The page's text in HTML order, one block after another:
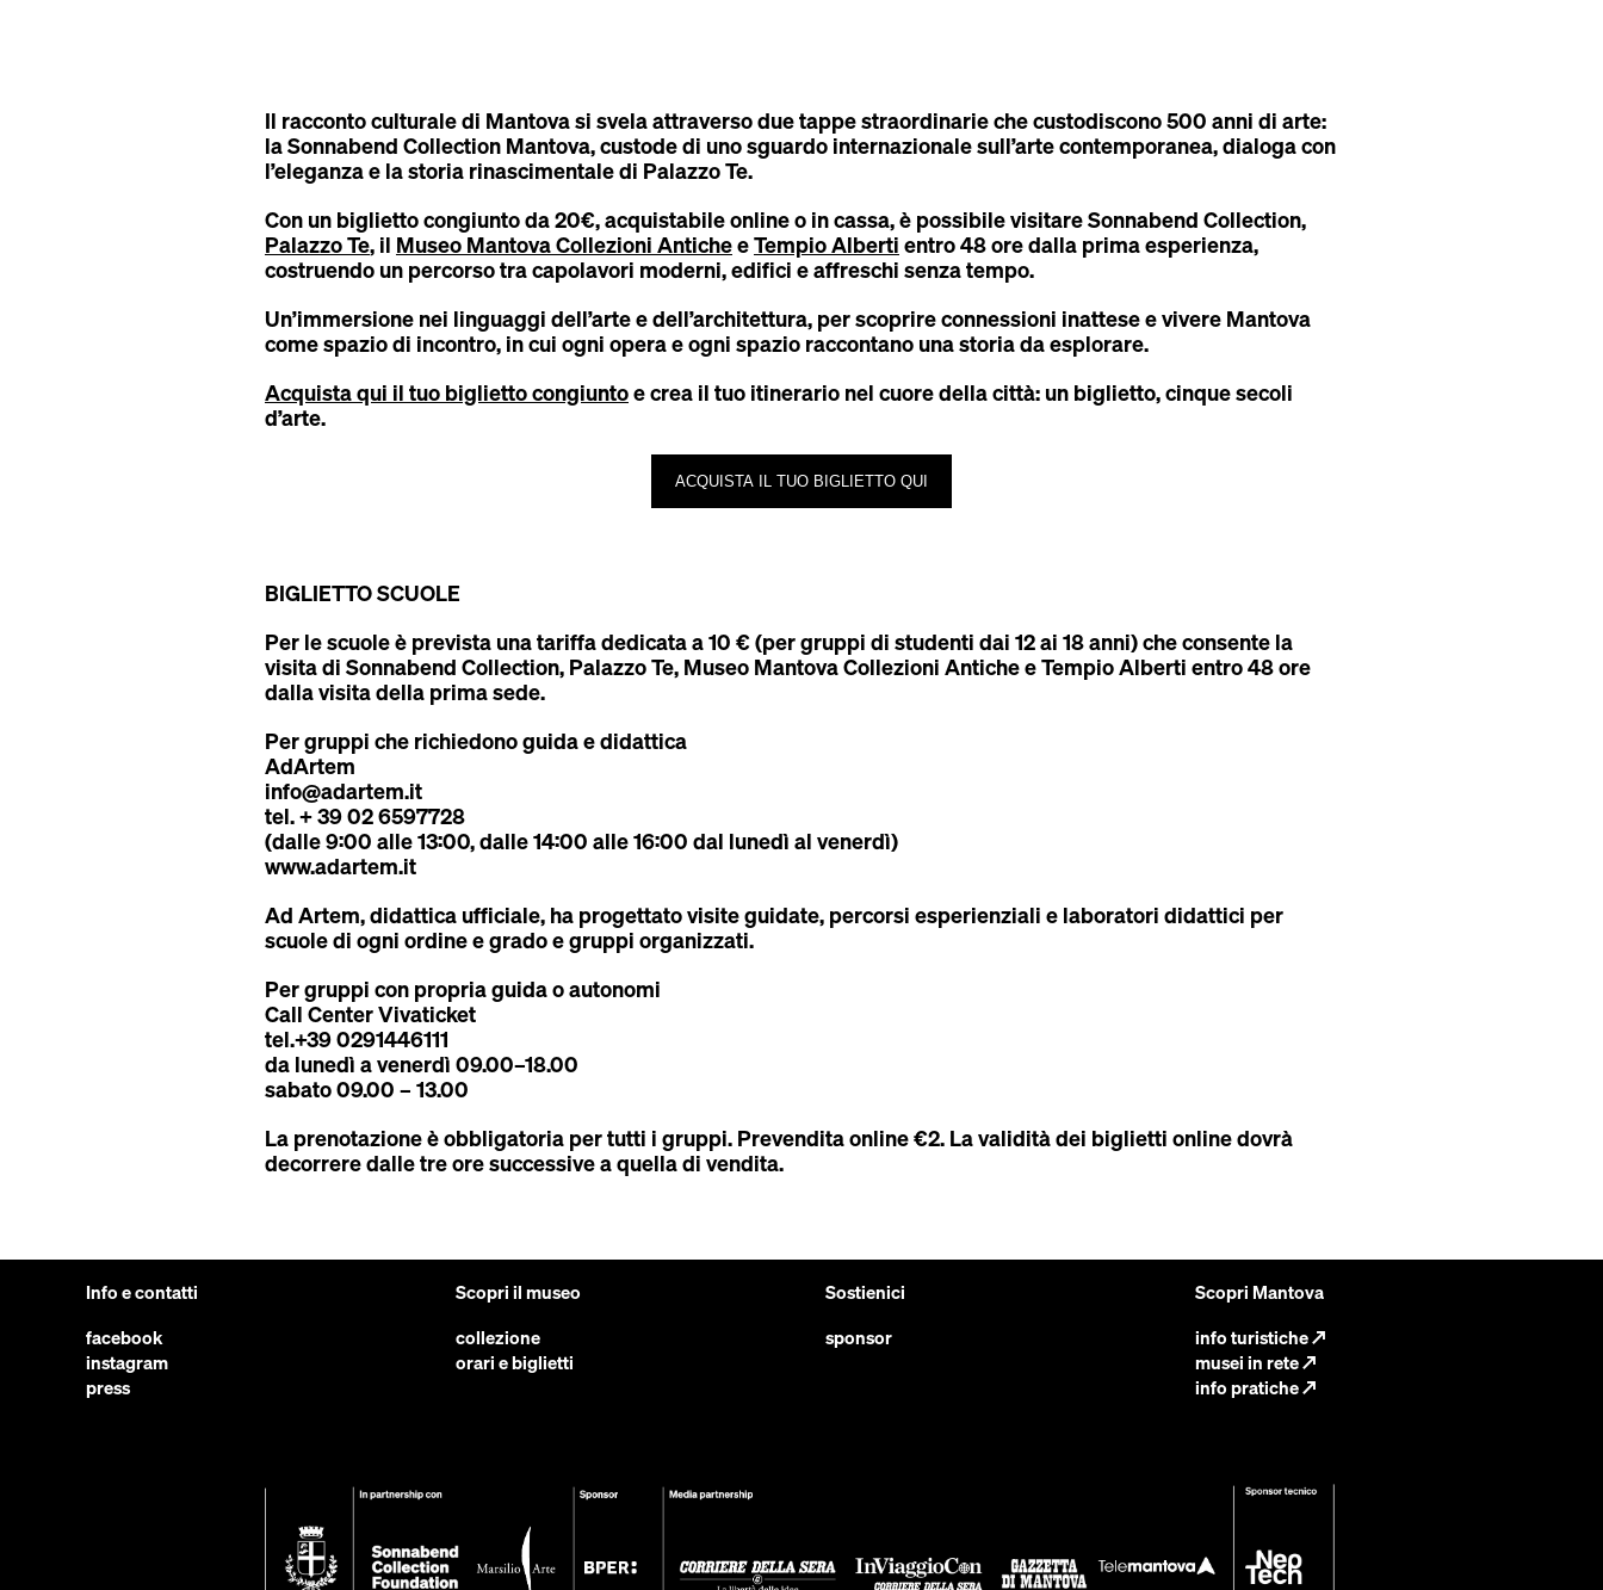
Il racconto culturale di Mantova si svela attraverso due tappe straordinarie che custodiscono 500 anni di arte:
la Sonnabend Collection Mantova, custode di uno sguardo internazionale sull’arte contemporanea, dialoga con
l’eleganza e la storia rinascimentale di Palazzo Te.
Con un biglietto congiunto da 20€, acquistabile online o in cassa, è possibile visitare Sonnabend Collection,
Palazzo Te, il Museo Mantova Collezioni AnticheeTempio Albertientro 48 ore dalla prima esperienza,
costruendo un percorso tra capolavori moderni, edifici e affreschi senza tempo.
Un’immersione nei linguaggi dell’arte e dell’architettura, per scoprire connessioni inattese e vivere Mantova
come spazio di incontro, in cui ogni opera e ogni spazio raccontano una storia da esplorare.
Acquista qui il tuo biglietto congiuntoe crea il tuo itinerario nel cuore della città: un biglietto, cinque secoli
d’arte.
ACQUISTA IL TUO BIGLIETTO QUI
BIGLIETTO SCUOLE
Per le scuole è prevista una tariffa dedicata a 10 € (per gruppi di studenti dai 12 ai 18 anni) che consente la
visita di Sonnabend Collection, Palazzo Te, Museo Mantova Collezioni Antiche e Tempio Alberti entro 48 ore
dalla visita della prima sede.
Per gruppi che richiedono guida e didattica
AdArtem
info@adartem.it
tel. + 39 02 6597728
(dalle 9:00 alle 13:00, dalle 14:00 alle 16:00 dal lunedì al venerdì)
www.adartem.it
Ad Artem, didattica ufficiale, ha progettato visite guidate, percorsi esperienziali e laboratori didattici per
scuole di ogni ordine e grado e gruppi organizzati.
Per gruppi con propria guida o autonomi
Call Center Vivaticket
tel.+39 0291446111
da lunedì a venerdì 09.00–18.00
sabato 09.00 – 13.00
La prenotazione è obbligatoria per tutti i gruppi. Prevendita online €2. La validità dei biglietti online dovrà
decorrere dalle tre ore successive a quella di vendita.
Info e contatti
facebook
instagram
press
Scopri il museo
collezione
orari e biglietti
Sostienici
sponsor
Scopri Mantova
info turistiche↗
musei in rete↗
info pratiche↗